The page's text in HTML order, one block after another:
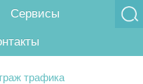
Сервисы
трафика